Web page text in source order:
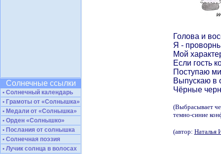
Солнечные ссылки
• Солнечный календарь
• Грамоты от «Солнышка»
• Медали от «Солнышка»
• Орден «Солнышко»
• Послания от солнышка
• Солнечная поэзия
• Лучик солнца в волосах
Голова и
Я -
Мой
Если гость
Поступаю
Выпускаю в
Чёрные
(Выбрасывает
темно-синие
(автор: Наталья